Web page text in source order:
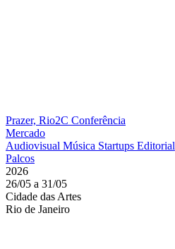
Prazer, Rio2C Conferência
Mercado
Audiovisual Música Startups Editorial
Palcos
2026
26/05 a 31/05
Cidade das Artes
Rio de Janeiro